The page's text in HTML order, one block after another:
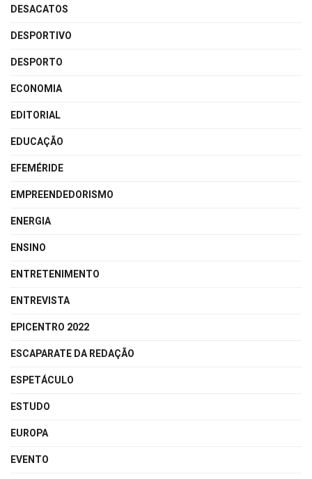
DESACATOS
DESPORTIVO
DESPORTO
ECONOMIA
EDITORIAL
EDUCAÇÃO
EFEMÉRIDE
EMPREENDEDORISMO
ENERGIA
ENSINO
ENTRETENIMENTO
ENTREVISTA
EPICENTRO 2022
ESCAPARATE DA REDAÇÃO
ESPETÁCULO
ESTUDO
EUROPA
EVENTO